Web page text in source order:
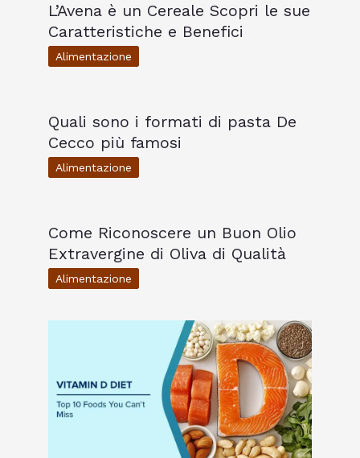
L’Avena è un Cereale Scopri le sue
Caratteristiche e Benefici
Alimentazione
Quali sono i formati di pasta De
Cecco più famosi
Alimentazione
Come Riconoscere un Buon Olio
Extravergine di Oliva di Qualità
Alimentazione